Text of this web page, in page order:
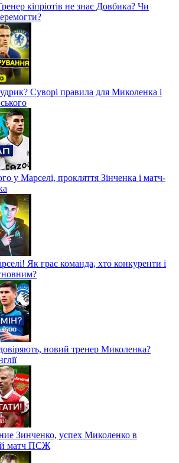
кіпріотів не знає Довбика? Чи
Суворі правила для Миколенка і
у Марселі, прокляття Зінченка і матч-
Як грає команда, хто конкуренти і
новий тренер Миколенка?
Зинченко, успех Миколенко в
матч ПСЖ